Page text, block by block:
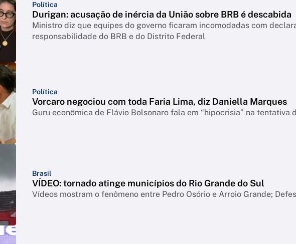
Política
Durigan: acusação de inércia da União sobre BRB é descabida
Ministro diz que equipes do governo ficaram incomodadas com
responsabilidade do BRB e do Distrito Federal
Política
Vorcaro negociou com toda Faria Lima, diz Daniella Marques
Guru econômica de Flávio Bolsonaro fala em “hipocrisia” na tentativa
Brasil
VÍDEO: tornado atinge municípios do Rio Grande do Sul
Vídeos mostram o fenômeno entre Pedro Osório e Arroio Grande;